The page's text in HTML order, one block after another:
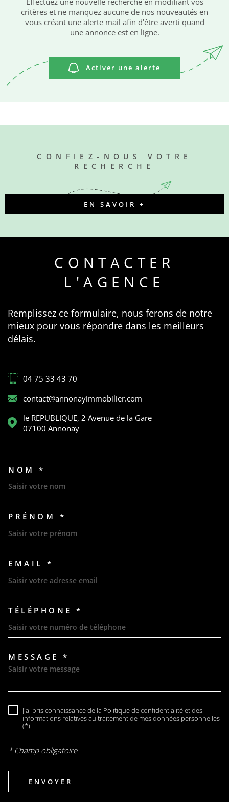
critères et ne manquez aucune de nos nouveautés en
vous créant une alerte mail afin d'être averti quand
une annonce est en ligne.
Activer une alerte
CONFIEZ-NOUS VOTRE
RECHERCHE
EN SAVOIR +
CONTACTER
L'AGENCE
Remplissez ce formulaire, nous ferons de notre
mieux pour vous répondre dans les meilleurs
délais.
04 75 33 43 70
contact@annonayimmobilier.com
le REPUBLIQUE, 2 Avenue de la Gare
07100
Annonay
NOM *
PRÉNOM *
EMAIL *
TÉLÉPHONE *
MESSAGE *
RÈGLEMENTATION
J'ai pris connaissance de la Politique de confidentialité et des
informations relatives au traitement de mes données personnelles
(*)
* Champ obligatoire
ENVOYER
Pièces
PIÈCES
RECHERCHER